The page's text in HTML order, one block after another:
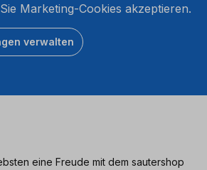
Marketing-Cookies akzeptieren.
verwalten
eine Freude mit dem sautershop